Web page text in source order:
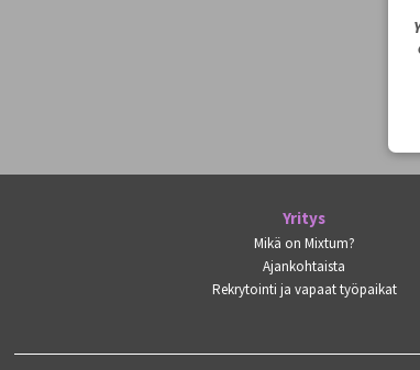
Yritys
Mikä on Mixtum?
Ajankohtaista
Rekrytointi ja vapaat työpaikat